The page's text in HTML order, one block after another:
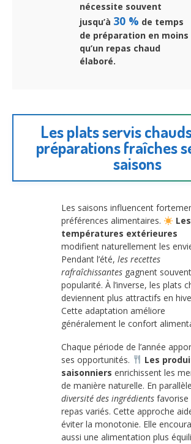
nécessite souvent
jusqu’à 30 % de temps
de préparation en moins
qu’un repas chaud
élaboré.
Les plats servis
préparations fraîches
saisons
Les saisons influencent
préférences alimentaires.
Les
températures extérieures
modifient naturellement les
Pendant l’été, les recettes
rafraîchissantes gagnent
popularité. À l’inverse, les plats
deviennent plus attractifs en
Cette adaptation améliore
généralement le confort
Chaque période de l’année
ses opportunités.
Les
saisonniers enrichissent les
de manière naturelle. En
diversité des ingrédients favorise
repas variés. Cette approche
éviter la monotonie. Elle
aussi une alimentation plus